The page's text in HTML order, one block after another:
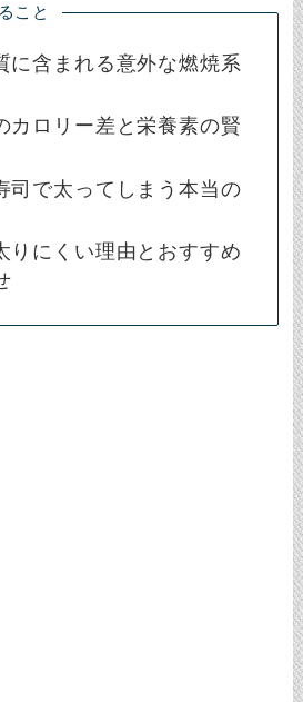
こと
に含まれる意外な燃焼系
カロリー差と栄養素の賢
司で太ってしまう本当の
りにくい理由とおすすめ